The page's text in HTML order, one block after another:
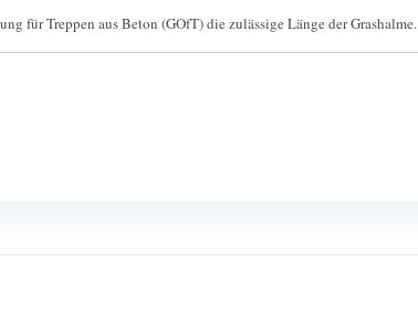
für Treppen aus Beton (GOfT) die zulässige Länge der Grashalme.